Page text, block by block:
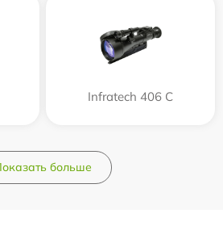
Infratech 406 С
больше